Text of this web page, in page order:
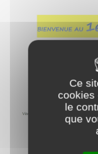
Ce
cookies
le
que